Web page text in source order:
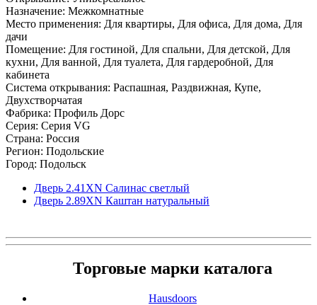
Назначение: Межкомнатные
Место применения: Для квартиры, Для офиса, Для дома, Для
дачи
Помещение: Для гостиной, Для спальни, Для детской, Для
кухни, Для ванной, Для туалета, Для гардеробной, Для
кабинета
Система открывания: Распашная, Раздвижная, Купе,
Двухстворчатая
Фабрика: Профиль Дорс
Серия: Серия VG
Страна: Россия
Регион: Подольские
Город: Подольск
Дверь 2.41ХN Салинас светлый
Дверь 2.89ХN Каштан натуральный
Торговые марки каталога
Hausdoors